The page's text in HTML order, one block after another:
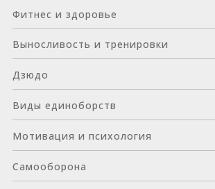
Фитнес и здоровье
Выносливость и тренировки
Дзюдо
Виды единоборств
Мотивация и психология
Самооборона